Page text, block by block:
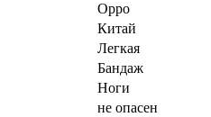
Oppo
Китай
Легкая
Бандаж
Ноги
не опасен